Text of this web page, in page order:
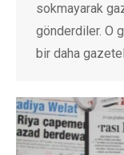
sokmayarak
gönderdiler. O
bir daha